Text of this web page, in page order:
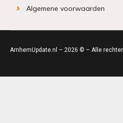
Algemene voorwaarden
ArnhemUpdate.nl – 2026 © – Alle